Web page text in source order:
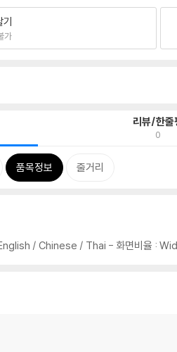
가
리뷰/한줄
0
품목정보 줄거리
/ Chinese / Thai - 화면비율 :